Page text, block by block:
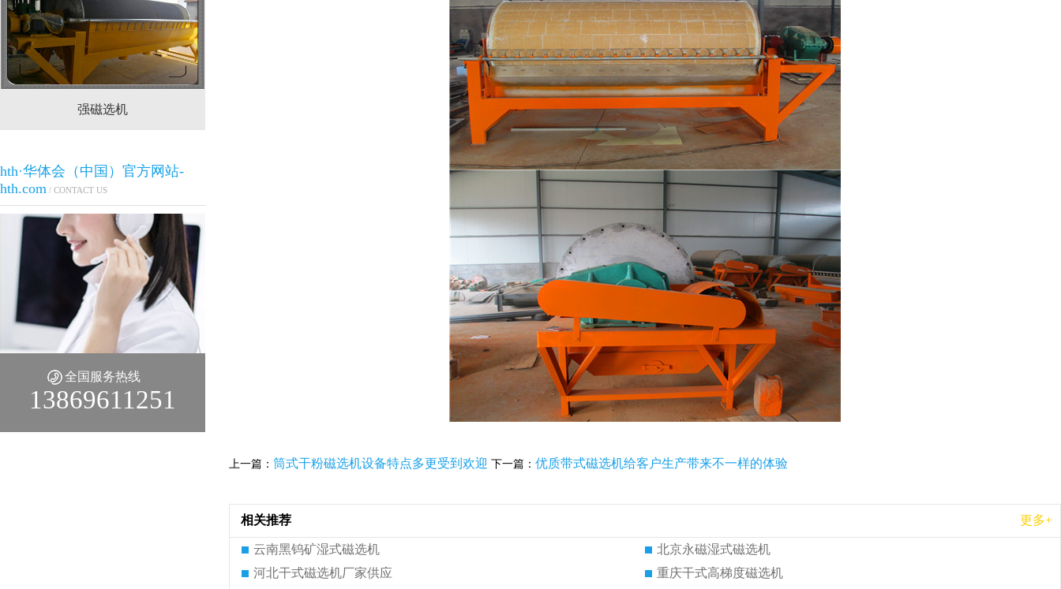
强磁选机 稀土永磁辊式强磁选机 RCT系列全磁永磁滚筒
hth·华体会（中国）官方网站-
hth.com / CONTACT US
全国服务热线
13869611251
上一篇： 筒式干粉磁选机设备特点多更受到欢迎 下一篇： 优质带式磁选机给客户生产带来不一样的体验
相关推荐 更多+
云南黑钨矿湿式磁选机
北京永磁湿式磁选机
河北干式磁选机厂家供应
重庆干式高梯度磁选机